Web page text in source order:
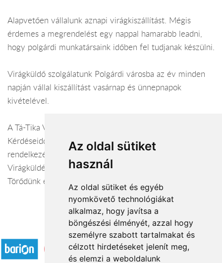
Az oldal sütiket
használ
Az oldal sütiket és egyéb
nyomkövető technológiákat
alkalmaz, hogy javítsa a
böngészési élményét, azzal hogy
személyre szabott tartalmakat és
célzott hirdetéseket jelenít meg,
és elemzi a weboldalunk
Alapvetően vállalunk aznapi virágkiszállítást. Mégis
érdemes a megrendelést egy nappal hamarabb leadni,
hogy polgárdi munkatársaink időben fel tudjanak készülni.
Virágküldő szolgálatunk Polgárdi városba az év minden
napján vállal kiszállítást vasárnap és ünnepnapok
kivételével.
A Tá-Tika Virágbolt webáruháza:
Kérdéseiddel kapcsolatban örömmel állunk
rendelkezésedre.
Virágküldés Polgárdi
Törődünk egymással
Elfogadott fizetési módok